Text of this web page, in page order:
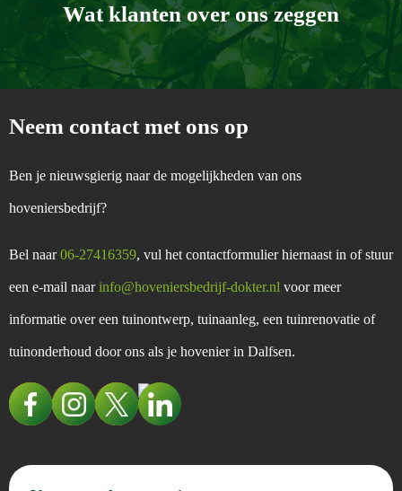
Wat klanten over ons zeggen
Neem contact met ons op
Ben je nieuwsgierig naar de mogelijkheden van ons
hoveniersbedrijf?
Bel naar06-27416359, vul het contactformulier hiernaast in of stuur
een e-mail naarinfo@hoveniersbedrijf-dokter.nl voor meer
informatie over een tuinontwerp, tuinaanleg, een tuinrenovatie of
tuinonderhoud door ons als je hovenier in Dalfsen.
Voor-